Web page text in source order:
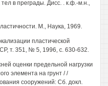
в преграды. Дисс. . к.ф.-м.н.,
М., Наука, 1969.
пластической
т. 351, № 5, 1996, с. 630-632.
оценки предельной нагрузки
элемента на грунт / /
сооружений: Сб. докл.